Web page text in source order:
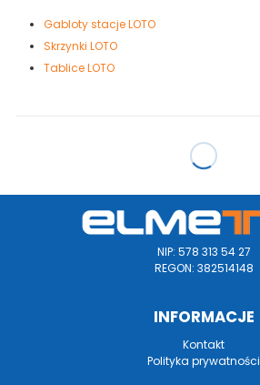
Gabloty stacje LOTO
Skrzynki LOTO
Tablice LOTO
NIP: 578 313 54 27
REGON: 382514148
INFORMACJE
Kontakt
Polityka prywatności